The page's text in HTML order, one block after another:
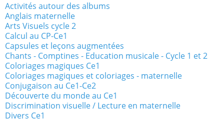
Activités autour des albums
Anglais maternelle
Arts Visuels cycle 2
Calcul au CP-Ce1
Capsules et leçons augmentées
Chants - Comptines - Education musicale - Cycle 1 et 2
Coloriages magiques Ce1
Coloriages magiques et coloriages - maternelle
Conjugaison au Ce1-Ce2
Découverte du monde au Ce1
Discrimination visuelle / Lecture en maternelle
Divers Ce1